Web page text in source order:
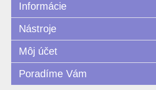
Informácie
Nástroje
Môj účet
Poradíme Vám